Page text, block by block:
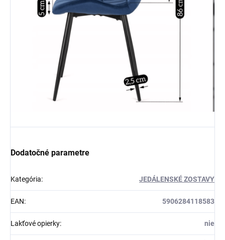
Dodatočné parametre
Kategória: JEDÁLENSKÉ ZOSTAVY
EAN: 5906284118583
Lakťové opierky: nie